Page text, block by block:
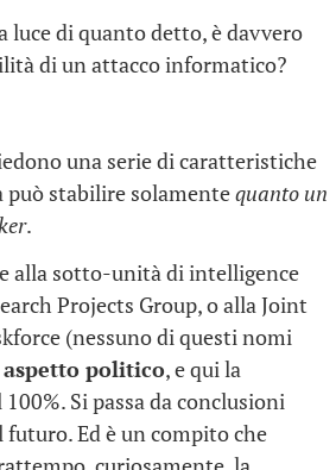
luce di quanto detto, è davvero
di un attacco informatico?
una serie di caratteristiche
può stabilire solamentequanto un
.
alla sotto-unità di intelligence
Projects Group, o alla Joint
(nessuno di questi nomi
aspetto politico, e qui la
Si passa da conclusioni
Ed è un compito che